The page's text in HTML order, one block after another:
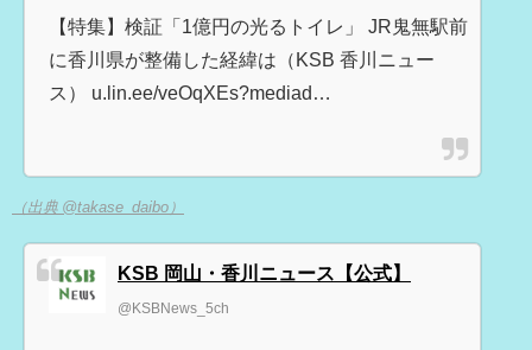
【特集】検証「1億円の光るトイレ」 JR鬼無駅前
に香川県が整備した経緯は（KSB 香川ニュー
ス） u.lin.ee/veOqXEs?mediad…
（出典 @takase_daibo）
KSB 岡山・香川ニュース【公式】
@KSBNews_5ch